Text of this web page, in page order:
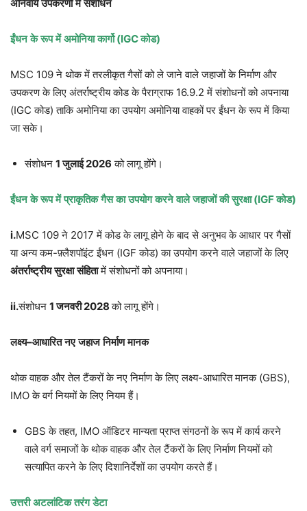
अनिवार्य उपकरणों में संशोधन
ईंधन के रूप में अमोनिया कार्गो(IGCकोड)
MSC 109 ने थोक में तरलीकृत गैसों को ले जाने वाले जहाजों के निर्माण और
उपकरण के लिए अंतर्राष्ट्रीय कोड के पैराग्राफ 16.9.2 में संशोधनों को अपनाया
(IGC कोड) ताकि अमोनिया का उपयोग अमोनिया वाहकों पर ईंधन के रूप में किया
जा सके।
संशोधन 1जुलाई2026 को लागू होंगे।
ईंधन के रूप में प्राकृतिक गैस का उपयोग करने वाले जहाजों की सुरक्षा(IGFकोड)
i.MSC 109 ने 2017 में कोड के लागू होने के बाद से अनुभव के आधार पर गैसों
या अन्य कम-फ़्लैशपॉइंट ईंधन (IGF कोड) का उपयोग करने वाले जहाजों के लिए
अंतर्राष्ट्रीय सुरक्षा संहितामें संशोधनों को अपनाया।
ii.संशोधन 1जनवरी2028को लागू होंगे।
लक्ष्य–आधारित नए जहाज निर्माण मानक
थोक वाहक और तेल टैंकरों के नए निर्माण के लिए लक्ष्य-आधारित मानक (GBS),
IMO के वर्ग नियमों के लिए नियम हैं।
GBS के तहत, IMO ऑडिटर मान्यता प्राप्त संगठनों के रूप में कार्य करने
वाले वर्ग समाजों के थोक वाहक और तेल टैंकरों के लिए निर्माण नियमों को
सत्यापित करने के लिए दिशानिर्देशों का उपयोग करते हैं।
उत्तरी अटलांटिक तरंग डेटा